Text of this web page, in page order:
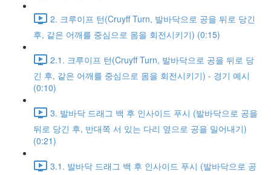
2. 크루이프 턴(Cruyff Turn, 발바닥으로 공을 뒤로 당긴
후, 같은 어깨를 중심으로 몸을 회전시키기) (0:15)
2.1. 크루이프 턴(Cruyff Turn, 발바닥으로 공을 뒤로 당
긴 후, 같은 어깨를 중심으로 몸을 회전시키기) - 경기 예시
(0:10)
3. 발바닥 드래그 백 후 인사이드 푸시 (발바닥으로 공을
뒤로 당긴 후, 반대쪽 서 있는 다리 옆으로 공을 밀어내기)
(0:21)
3.1. 발바닥 드래그 백 후 인사이드 푸시 (발바닥으로 공